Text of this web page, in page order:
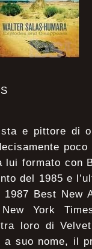
e pittore di
formato con
del 1985 e
Best New
York
loro di
a suo nome, il